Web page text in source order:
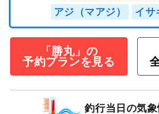
アジ（マアジ） イサ
「勝丸」の
予約プランを見る
釣行当日の気